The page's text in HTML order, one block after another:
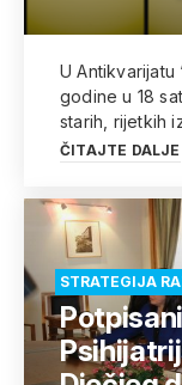
U Antikvarijatu
godine u 18
starih, rijetkih
ČITAJTE DALJE
STRATEGIJA